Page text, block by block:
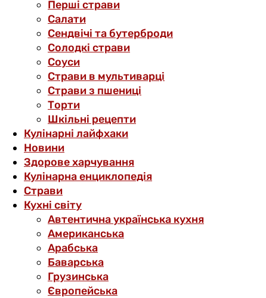
Перші страви
Салати
Сендвічі та бутерброди
Солодкі страви
Соуси
Страви в мультиварці
Страви з пшениці
Торти
Шкільні рецепти
Кулінарні лайфхаки
Новини
Здорове харчування
Кулінарна енциклопедія
Страви
Кухні світу
Автентична українська кухня
Американська
Арабська
Баварська
Грузинська
Європейська